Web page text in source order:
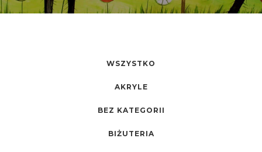
WSZYSTKO
AKRYLE
BEZ KATEGORII
BIŻUTERIA